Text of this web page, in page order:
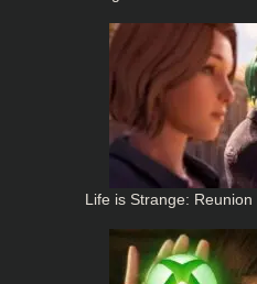
Life is Strange: